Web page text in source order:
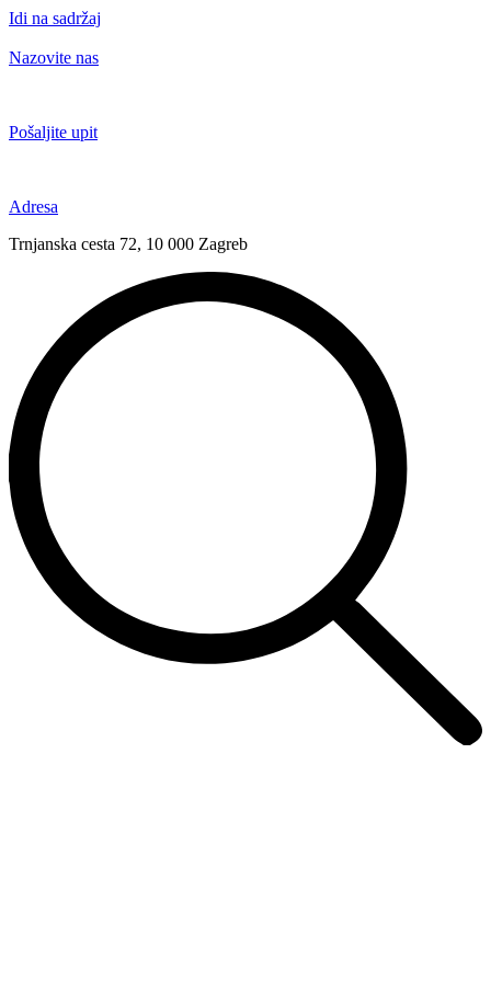
Idi na sadržaj
Nazovite nas
Pošaljite upit
Adresa
Trnjanska cesta 72, 10 000 Zagreb